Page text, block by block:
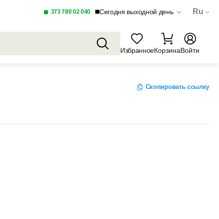
373 780 02 040 Сегодня выходной день Ru
ИзбранноеКорзинаВойти
Скопировать ссылку